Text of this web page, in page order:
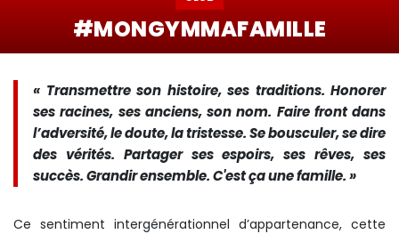
#MONGYMMAFAMILLE
« Transmettre son histoire, ses traditions. Honorer
ses racines, ses anciens, son nom. Faire front dans
l’adversité, le doute, la tristesse. Se bousculer, se dire
des vérités. Partager ses espoirs, ses rêves, ses
succès. Grandir ensemble. C'est ça une famille. »
Ce sentiment intergénérationnel d’appartenance, cette